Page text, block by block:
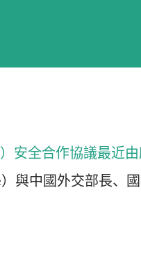
安全合作協議最近
與中國外交部長、